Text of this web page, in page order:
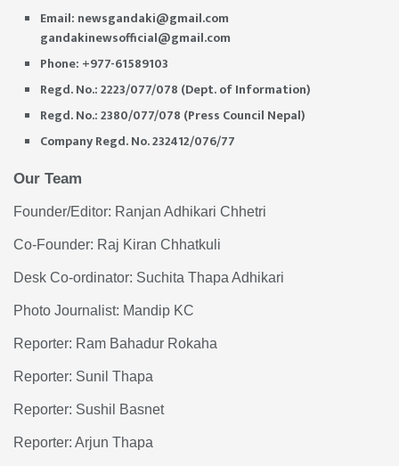
Email: newsgandaki@gmail.com
gandakinewsofficial@gmail.com
Phone: +977-61589103
Regd. No.: 2223/077/078 (Dept. of Information)
Regd. No.: 2380/077/078 (Press Council Nepal)
Company Regd. No. 232412/076/77
Our Team
Founder/Editor: Ranjan Adhikari Chhetri
Co-Founder: Raj Kiran Chhatkuli
Desk Co-ordinator: Suchita Thapa Adhikari
Photo Journalist: Mandip KC
Reporter: Ram Bahadur Rokaha
Reporter: Sunil Thapa
Reporter: Sushil Basnet
Reporter: Arjun Thapa